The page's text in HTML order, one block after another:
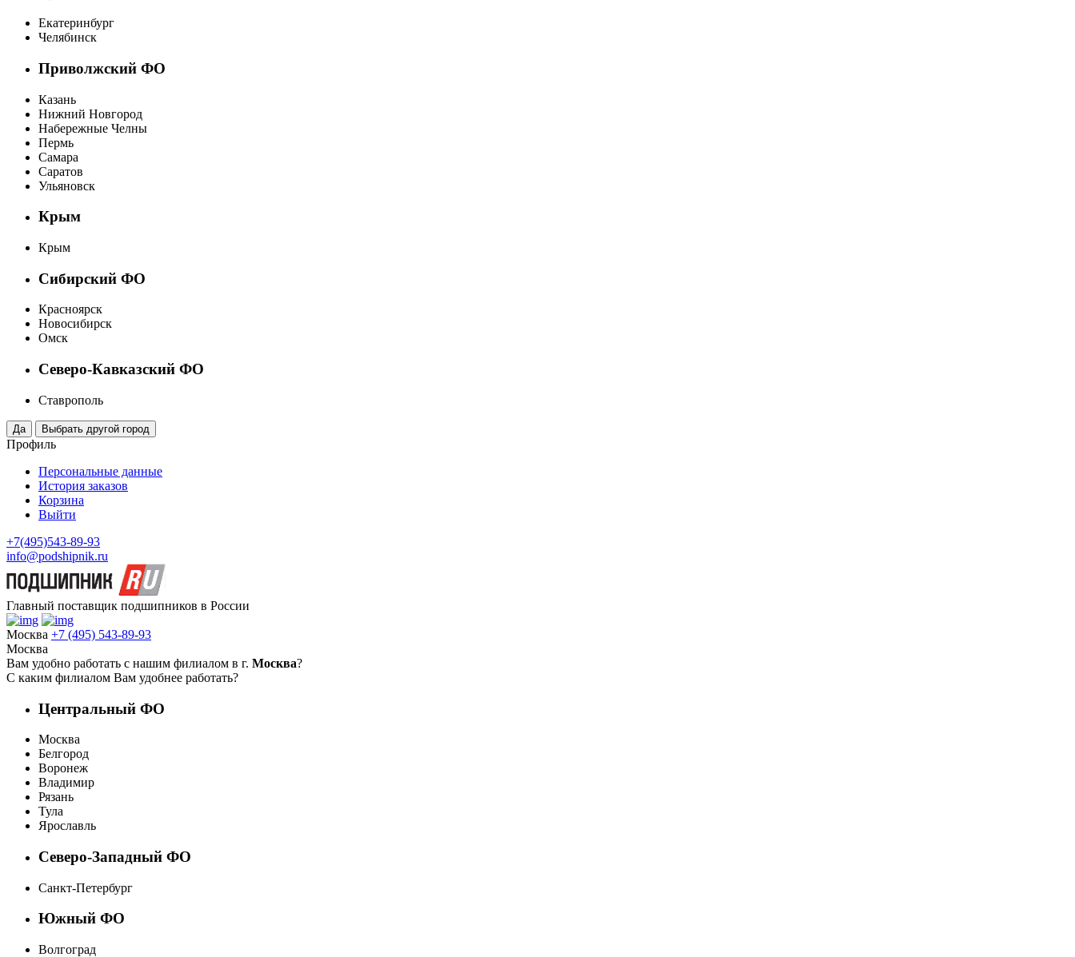
Екатеринбург
Челябинск
Приволжский ФО
Казань
Нижний Новгород
Набережные Челны
Пермь
Самара
Саратов
Ульяновск
Крым
Крым
Сибирский ФО
Красноярск
Новосибирск
Омск
Северо-Кавказский ФО
Ставрополь
Профиль
Персональные данные
История заказов
Корзина
Выйти
+7(495)543-89-93
info@podshipnik.ru
Главный поставщик подшипников в России
Москва +7 (495) 543-89-93
Москва
Вам удобно работать с нашим филиалом в г. Москва?
С каким филиалом Вам удобнее работать?
Центральный ФО
Москва
Белгород
Воронеж
Владимир
Рязань
Тула
Ярославль
Северо-Западный ФО
Санкт-Петербург
Южный ФО
Волгоград